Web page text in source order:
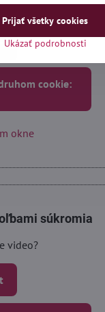
cookie:
okne
súkromia
video?
Ukázať podrobnosti
Prijať všetky cookies